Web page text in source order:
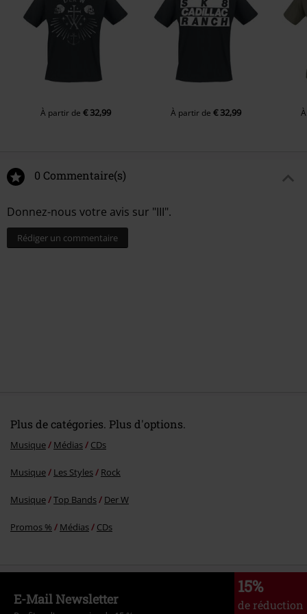
Pack schlägt sich, Pack verträgt sich
Kafkas Träume
Gespräche mit dem Mond
Lachen steckt an
À partir de € 32,99 À partir de € 32,99
0 Commentaire(s)
Donnez-nous votre avis sur "III".
Rédiger un commentaire
Plus de catégories. Plus d'options.
Musique Médias CDs
Musique Les Styles Rock
Musique Top Bands Der W
Promos % Médias CDs
15%
de réduction
E-Mail Newsletter